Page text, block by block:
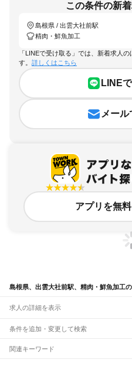
この条件の新
島根県 / 出雲大社前駅
精肉・鮮魚加工
「LINEで受け取る」では、新着求人
す。 詳しくはこちら
LINE
メー
アプリを無
島根県、出雲大社前駅、精肉・鮮魚加工
求人の詳細を表示
条件を追加・変更して検索
市区町村を追加・変更
関連キーワード